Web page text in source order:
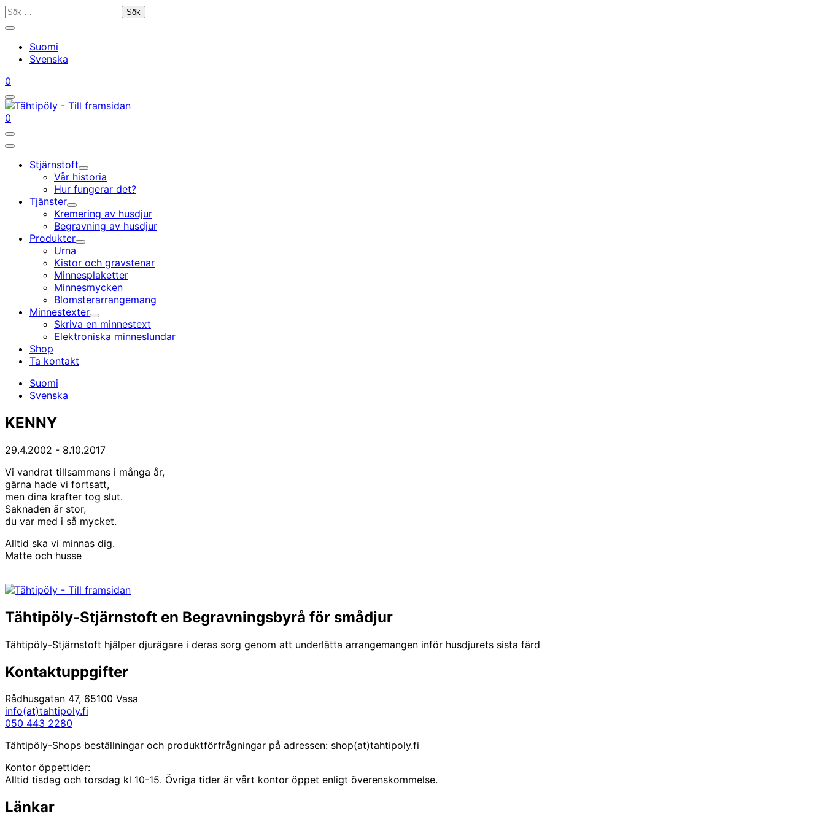
Gå
Sök
Stäng
sökfältetSuomi
Svenska
Mitt
konto
Din
vagn
0
Öppna/stäng
sökfältet
Mitt
konto
Din
vagn
0
Öppna/stäng
sökfältet
Huvudmeny
Stjärnstoft
Undermeny
Vår historia
Hur fungerar det?
Tjänster
Undermeny
Kremering av husdjur
Begravning av husdjur
Produkter
Undermeny
Urna
Kistor och gravstenar
Minnesplaketter
Minnesmycken
Blomsterarrangemang
Minnestexter
Undermeny
Skriva en minnestext
Elektroniska minnes­lundar
Shop
Ta kontakt
Suomi
Svenska
KENNY
29.4.2002 - 8.10.2017
Vi vandrat tillsammans i många år,
gärna hade vi fortsatt,
men dina krafter tog slut.
Saknaden är stor,
du var med i så mycket.
Alltid ska vi minnas dig.
Matte och husse
Tähtipöly-Stjärnstoft en Begravningsbyrå för smådjur
Tähtipöly-Stjärnstoft hjälper djurägare i deras sorg genom att underlätta arrangemangen inför husdjurets sista färd
Kontaktuppgifter
Rådhusgatan 47, 65100 Vasa
info(at)tahtipoly.fi
050 443 2280
Tähtipöly-Shops beställningar och produktförfrågningar på adressen: shop(at)tahtipoly.fi
Kontor öppettider:
Alltid tisdag och torsdag kl 10-15. Övriga tider är vårt kontor öppet enligt överenskommelse.
Länkar